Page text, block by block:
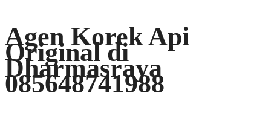
Agen Korek Api
Original di
Dharmasraya
085648741988